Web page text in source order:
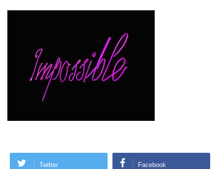
Twitter Facebook